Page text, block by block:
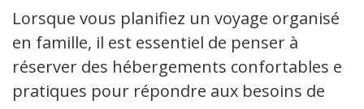
Lorsque vous planifiez un voyage organisé
en famille, il est essentiel de penser à
réserver des hébergements confortables et
pratiques pour répondre aux besoins de